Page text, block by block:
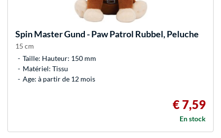
Spin MasterGund - Paw Patrol Rubbel, Peluche
15 cm
Taille: Hauteur: 150 mm
Matériel: Tissu
Age: à partir de 12 mois
€ 7,59
En stock